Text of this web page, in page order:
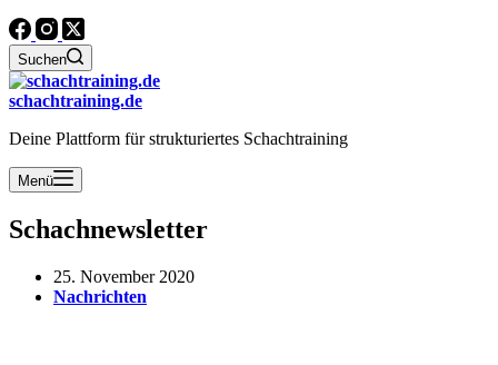
Suchen
schachtraining.de
Deine Plattform für strukturiertes Schachtraining
Menü
Schachnewsletter
25. November 2020
Nachrichten